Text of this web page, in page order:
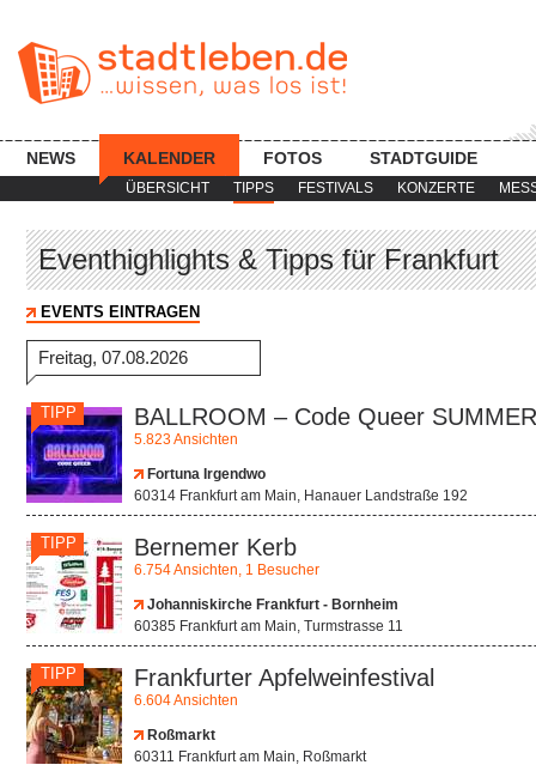
ÜBERSICHT TIPPS FESTIVALS KONZERTE
NEWS KALENDER FOTOS STADTGUIDE
Eventhighlights & Tipps für Frankfurt
EVENTS EINTRAGEN
Freitag, 07.08.2026
TIPP BALLROOM – Code Queer
5.823 Ansichten
Fortuna Irgendwo
60314 Frankfurt am Main, Hanauer Landstraße 192
TIPP Bernemer Kerb
6.754 Ansichten, 1 Besucher
Johanniskirche Frankfurt - Bornheim
60385 Frankfurt am Main, Turmstrasse 11
TIPP Frankfurter Apfelweinfestival
6.604 Ansichten
Roßmarkt
60311 Frankfurt am Main, Roßmarkt